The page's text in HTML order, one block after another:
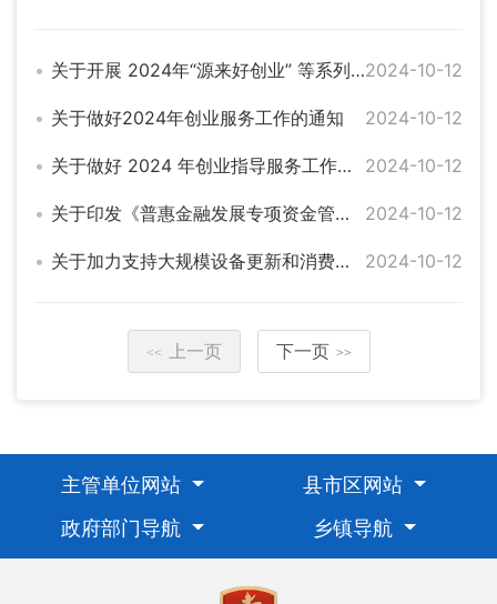
关于开展 2024年“源来好创业” 等系列创业服务活动的通知2024-10-12
关于做好2024年创业服务工作的通知 2024-10-12
关于做好 2024 年创业指导服务工作的通知 2024-10-12
关于印发《普惠金融发展专项资金管理办法》的通知 2024-10-12
关于加力支持大规模设备更新和消费品以旧换新的若干措施 2024-10-12
<< 上一页 下一页 >>
主管单位网站
县市区网站
政府部门导航
乡镇导航